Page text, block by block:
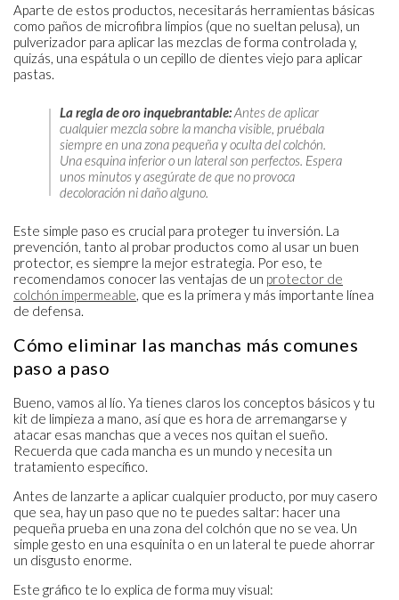
Aparte de estos productos, necesitarás herramientas básicas
como paños de microfibra limpios (que no sueltan pelusa), un
pulverizador para aplicar las mezclas de forma controlada y,
quizás, una espátula o un cepillo de dientes viejo para aplicar
pastas.
La regla de oro inquebrantable:Antes de aplicar
cualquier mezcla sobre la mancha visible, pruébala
siempre en una zona pequeña y oculta del colchón.
Una esquina inferior o un lateral son perfectos. Espera
unos minutos y asegúrate de que no provoca
decoloración ni daño alguno.
Este simple paso es crucial para proteger tu inversión. La
prevención, tanto al probar productos como al usar un buen
protector, es siempre la mejor estrategia. Por eso, te
recomendamos conocer las ventajas de un protector de
colchón impermeable, que es la primera y más importante línea
de defensa.
Cómo eliminar las manchas más comunes
paso a paso
Bueno, vamos al lío. Ya tienes claros los conceptos básicos y tu
kit de limpieza a mano, así que es hora de arremangarse y
atacar esas manchas que a veces nos quitan el sueño.
Recuerda que cada mancha es un mundo y necesita un
tratamiento específico.
Antes de lanzarte a aplicar cualquier producto, por muy casero
que sea, hay un paso que no te puedes saltar: hacer una
pequeña prueba en una zona del colchón que no se vea. Un
simple gesto en una esquinita o en un lateral te puede ahorrar
un disgusto enorme.
Este gráfico te lo explica de forma muy visual: